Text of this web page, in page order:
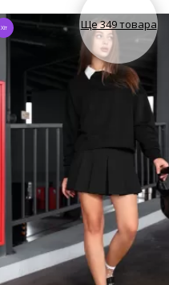
Хіт Ще 349 товара